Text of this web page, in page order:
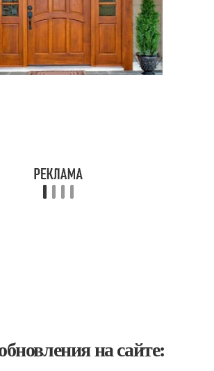
на сайте: